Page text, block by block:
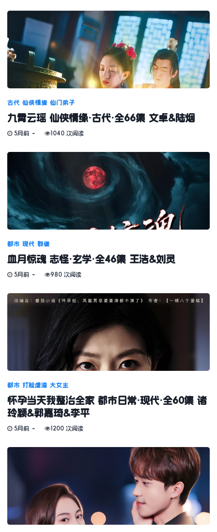
古代 仙侠情缘 仙门弟子
九霄云瑶 仙侠情缘·古代·全66集 文卓&陆烟
5月前 1040 次阅读
都市 现代 群像
血月惊魂 志怪·玄学·全46集 王浩&刘灵
5月前 980 次阅读
都市 打脸虐渣 大女主
怀孕当天我整治全家 都市日常·现代·全60集 诸
玲颖&郭嘉琦&李平
5月前 1200 次阅读